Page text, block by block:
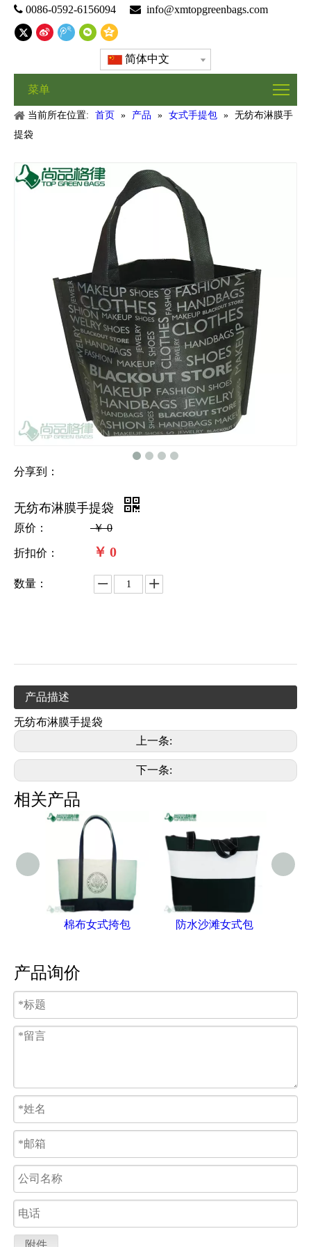
 0086-0592-6156094  info@xmtopgreenbags.com
简体中文
菜单
当前所在位置: 首页 » 产品 » 女式手提包 » 无纺布淋膜手
提袋
分享到：
无纺布淋膜手提袋
原价： ￥ 0
折扣价： ￥ 0
数量：
产品描述
无纺布淋膜手提袋
上一条:
下一条:
相关产品
棉布女式挎包 防水沙滩女式包
产品询价
附件